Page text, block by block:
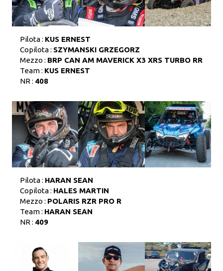
Pilota : KUS ERNEST
Copilota : SZYMANSKI GRZEGORZ
Mezzo : BRP CAN AM MAVERICK X3 XRS TURBO RR
Team : KUS ERNEST
NR : 408
Pilota : HARAN SEAN
Copilota : HALES MARTIN
Mezzo : POLARIS RZR PRO R
Team : HARAN SEAN
NR : 409